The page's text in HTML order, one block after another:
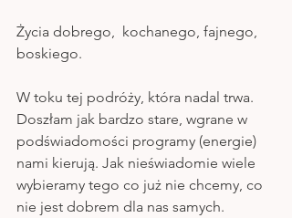
Życia dobrego,  kochanego, fajnego,
boskiego.
W toku tej podróży, która nadal trwa.
Doszłam jak bardzo stare, wgrane w
podświadomości programy (energie)
nami kierują. Jak nieświadomie wiele
wybieramy tego co już nie chcemy, co
nie jest dobrem dla nas samych.